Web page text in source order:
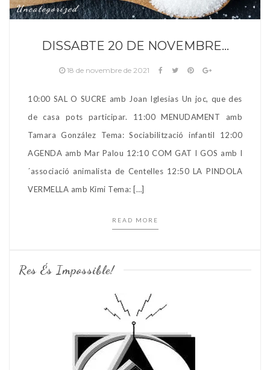
Uncategorized
DISSABTE 20 DE NOVEMBRE…
18 de novembre de 2021
10:00 SAL O SUCRE amb Joan Iglesias Un joc, que des
de casa pots participar. 11:00 MENUDAMENT amb
Tamara González Tema: Sociabilització infantil 12:00
AGENDA amb Mar Palou 12:10 COM GAT I GOS amb l
´associació animalista de Centelles 12:50 LA PINDOLA
VERMELLA amb Kimi Tema: […]
READ MORE
Res És Impossible!